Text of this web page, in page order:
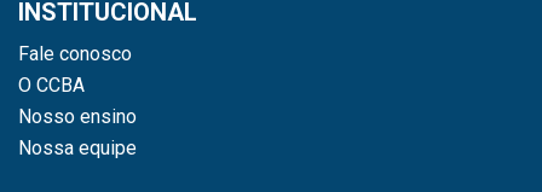
INSTITUCIONAL
Fale conosco
O CCBA
Nosso ensino
Nossa equipe